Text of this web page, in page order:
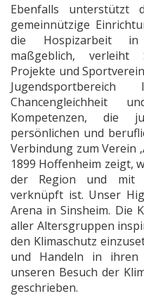
Ebenfalls unterstützt
gemeinnützige
die Hospizarbeit in
maßgeblich, verleiht
Projekte und
Chancengleichheit
Kompetenzen, die
persönlichen und
Verbindung zum Verein
1899 Hoffenheim zeigt,
der Region und mit
verknüpft ist. Unser
Arena in Sinsheim. Die
aller Altersgruppen
den Klimaschutz
und Handeln in
unseren Besuch der
geschrieben.